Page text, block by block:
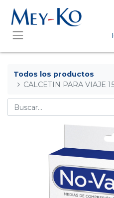
Todos los productos
CALCETIN PARA VIAJE